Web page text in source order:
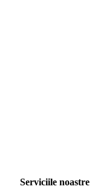
Serviciile noastre